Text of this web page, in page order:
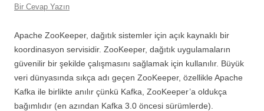
Bir Cevap Yazın
Apache ZooKeeper, dağıtık sistemler için açık kaynaklı bir
koordinasyon servisidir. ZooKeeper, dağıtık uygulamaların
güvenilir bir şekilde çalışmasını sağlamak için kullanılır. Büyük
veri dünyasında sıkça adı geçen ZooKeeper, özellikle Apache
Kafka ile birlikte anılır çünkü Kafka, ZooKeeper’a oldukça
bağımlıdır (en azından Kafka 3.0 öncesi sürümlerde).